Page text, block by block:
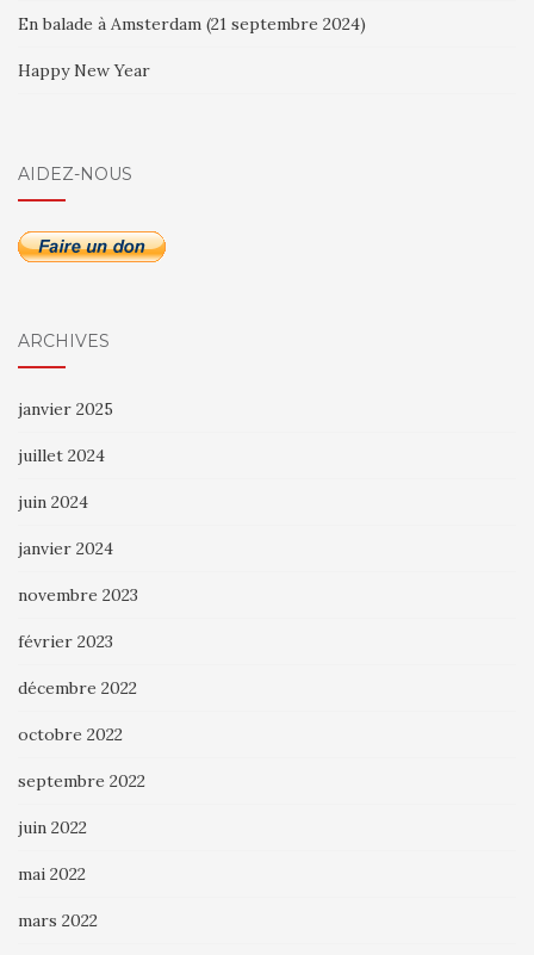
En balade à Amsterdam (21 septembre 2024)
Happy New Year
AIDEZ-NOUS
ARCHIVES
janvier 2025
juillet 2024
juin 2024
janvier 2024
novembre 2023
février 2023
décembre 2022
octobre 2022
septembre 2022
juin 2022
mai 2022
mars 2022